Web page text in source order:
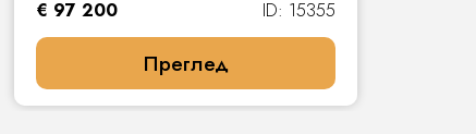
€ 97 200 ID: 15355
Преглед